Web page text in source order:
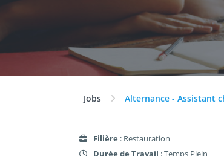
Jobs Alternance - Assistant
Filière : Restauration
Durée de Travail : Temps Plein